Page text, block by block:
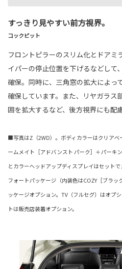
すっきり見やすい前方視界。
コックピット
フロントピラーのスリム化とドアミ
イパーの停止位置を下げるなどして
確保。同時に、三角窓の拡大によっ
確保しています。また、リヤガラス
囲を拡大するなど、後方視界にも配
■写真はZ（2WD）。ボディカラーはクリアベ
ームメイト［アドバンスト パーク］＋パーキ
とカラーヘッドアップディスプレイはセット
フォートパッケージ（内装色はCOZY［ブラ
ッケージオプション。TV（フルセグ）はオプ
トは販売店装着オプション。